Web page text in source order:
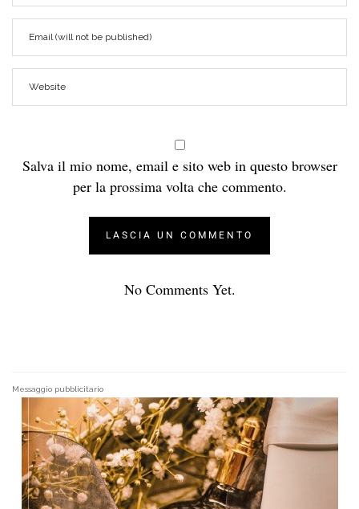
Salva il mio nome, email e sito web in questo browser
per la prossima volta che commento.
No Comments Yet.
Messaggio pubblicitario